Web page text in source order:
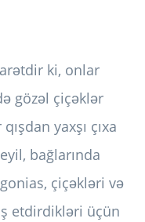
ki, onlar
gözəl çiçəklər
yaxşı çıxa
bağlarında
çiçəkləri və
etdirdikləri üçün